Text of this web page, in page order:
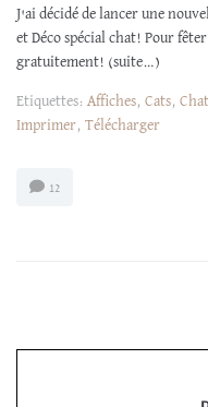
J'ai décidé de lancer une
et Déco spécial chat! Pour
gratuitement! (suite…)
Etiquettes: Affiches, Cats,
Imprimer, Télécharger
12